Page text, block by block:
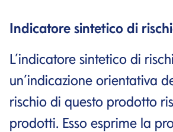
Indicatore sintetico di
L’indicatore sintetico di
un’indicazione orientativa
rischio di questo prodotto
prodotti. Esso esprime la